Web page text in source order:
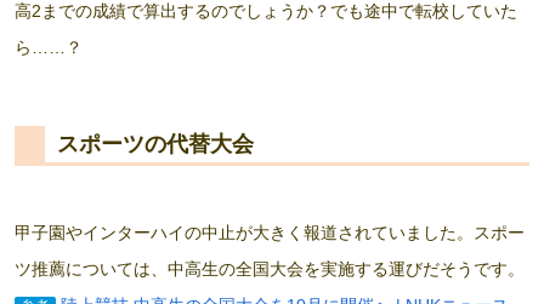
高2までの成績で算出するのでしょうか？でも途中で転校していた
ら……？
スポーツの代替大会
甲子園やインターハイの中止が大きく報道されていました。スポー
ツ推薦については、中高生の全国大会を実施する運びだそうです。